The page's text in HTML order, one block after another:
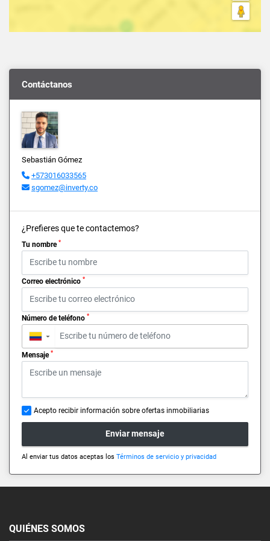
Contáctanos
Sebastián Gómez
+573016033565
sgomez@inverty.co
¿Prefieres que te contactemos?
Tu nombre *
Correo electrónico *
Número de teléfono *
▼
Mensaje *
Acepto recibir información sobre ofertas inmobiliarias
Enviar mensaje
Al enviar tus datos aceptas los Términos de servicio y privacidad
QUIÉNES SOMOS